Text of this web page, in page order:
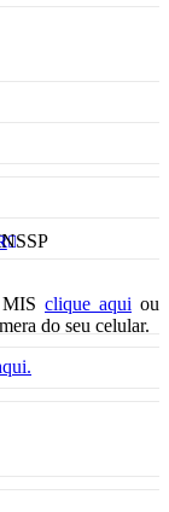
clique aqui ou
do seu celular.